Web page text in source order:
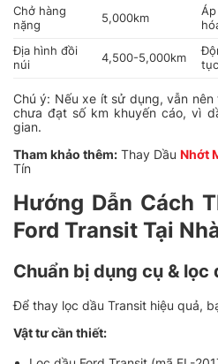
Chở hàng
nặng
5,000km
Địa hình đồi
núi
4,500-5,000km
tục
Chú ý: Nếu xe ít sử dụng, vẫn
chưa đạt số km khuyến cáo, vì
gian.
Tham khảo thêm: Thay Dầu Nhớt
Tín
Hướng Dẫn Cách
Ford Transit Tại
Chuẩn bị dụng cụ & lọc
Để thay lọc dầu Transit hiệu quả,
Vật tư cần thiết: